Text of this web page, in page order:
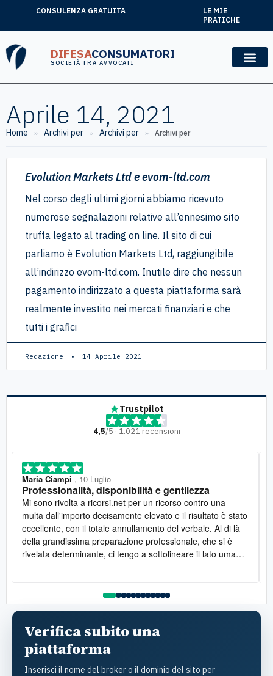
CONSULENZA GRATUITA
LE MIE
PRATICHE
DIFESACONSUMATORI
SOCIETÀ TRA AVVOCATI
Aprile 14, 2021
Home » Archivi per » Archivi per » Archivi per
Evolution Markets Ltd e evom-ltd.com
Nel corso degli ultimi giorni abbiamo ricevuto
numerose segnalazioni relative all’ennesimo sito
truffa legato al trading on line. Il sito di cui
parliamo è Evolution Markets Ltd, raggiungibile
all’indirizzo evom-ltd.com. Inutile dire che nessun
pagamento indirizzato a questa piattaforma sarà
realmente investito nei mercati finanziari e che
tutti i grafici
Redazione 14 Aprile 2021
Trustpilot
4,5/5 · 1.021 recensioni
Maria Ciampi , 10 Luglio
Professionalità, disponibilità e gentilezza
Mi sono rivolta a ricorsi.net per un ricorso contro una
multa dall'importo decisamente elevato e il risultato è stato
eccellente, con il totale annullamento del verbale. Al di là
della grandissima preparazione professionale, che si è
rivelata determinante, ci tengo a sottolineare il lato umano:
Verifica subito una
piattaforma
Inserisci il nome del broker o il dominio del sito per